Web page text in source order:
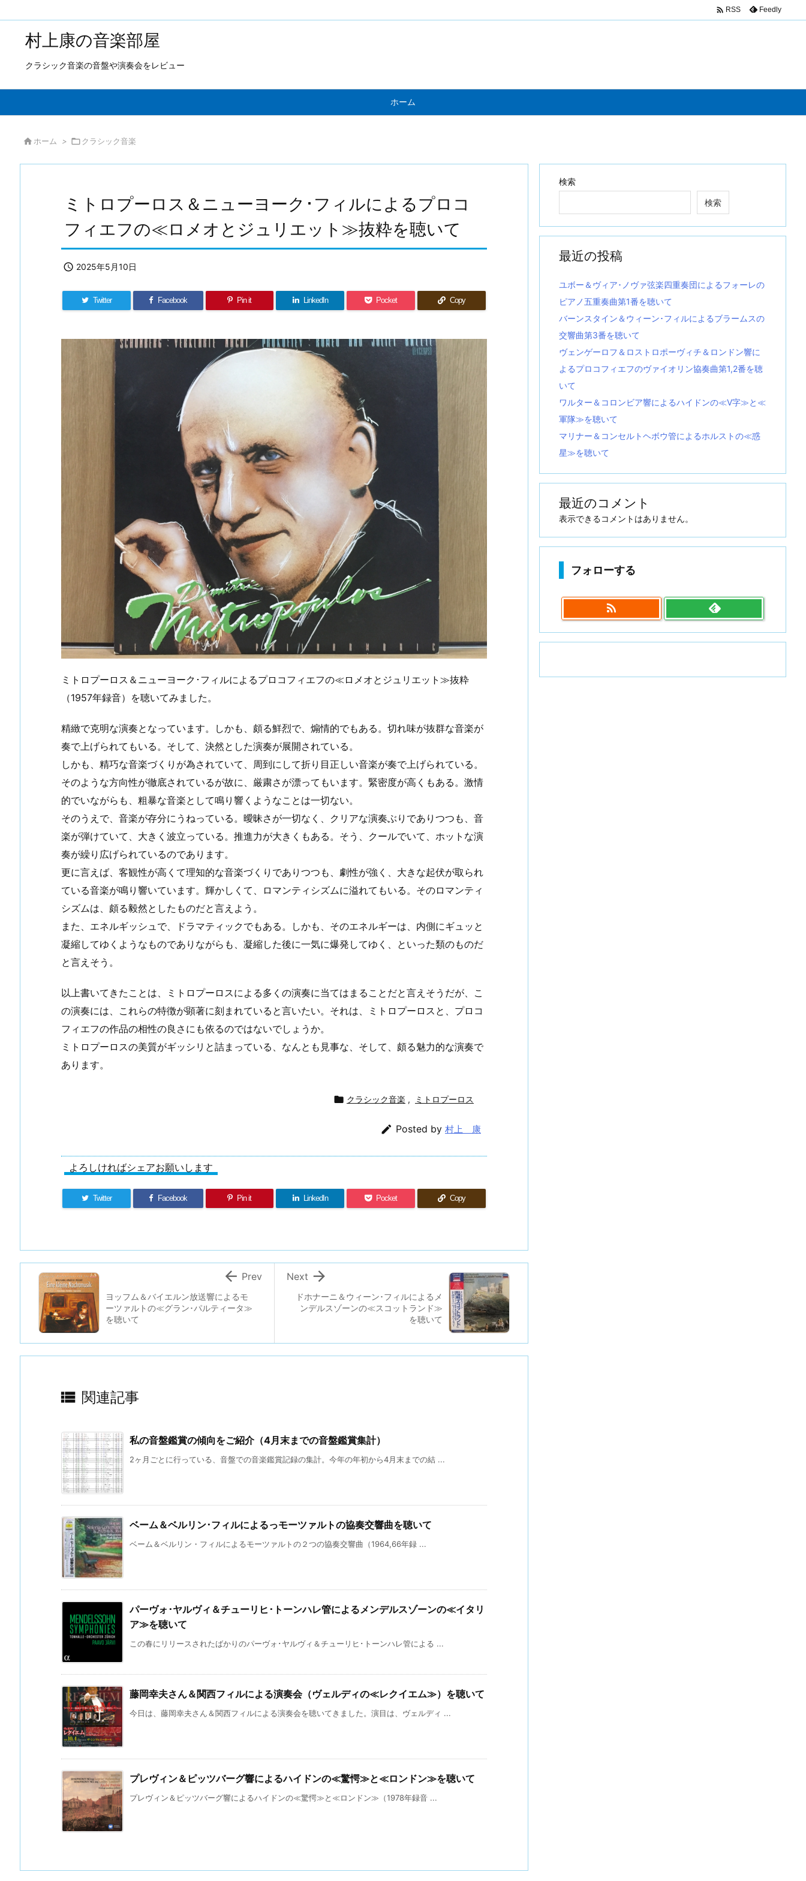
村上康の音楽部屋
クラシック音楽の音盤や演奏会をレビュー
ホーム
 RSS Feedly
 ホーム > クラシック音楽
ミトロプーロス＆ニューヨーク･フィルによるプロコ
フィエフの≪ロメオとジュリエット≫抜粋を聴いて
 2025年5月10日
Twitter Facebook Pin it LinkedIn Pocket Copy
ミトロプーロス＆ニューヨーク･フィルによるプロコフィエフの≪ロメオとジュリエット≫抜粋
（1957年録音）を聴いてみました。
精緻で克明な演奏となっています。しかも、頗る鮮烈で、煽情的でもある。切れ味が抜群な音楽が
奏で上げられてもいる。そして、決然とした演奏が展開されている。
しかも、精巧な音楽づくりが為されていて、周到にして折り目正しい音楽が奏で上げられている。
そのような方向性が徹底されているが故に、厳粛さが漂ってもいます。緊密度が高くもある。激情
的でいながらも、粗暴な音楽として鳴り響くようなことは一切ない。
そのうえで、音楽が存分にうねっている。曖昧さが一切なく、クリアな演奏ぶりでありつつも、音
楽が弾けていて、大きく波立っている。推進力が大きくもある。そう、クールでいて、ホットな演
奏が繰り広げられているのであります。
更に言えば、客観性が高くて理知的な音楽づくりでありつつも、劇性が強く、大きな起伏が取られ
ている音楽が鳴り響いています。輝かしくて、ロマンティシズムに溢れてもいる。そのロマンティ
シズムは、頗る毅然としたものだと言えよう。
また、エネルギッシュで、ドラマティックでもある。しかも、そのエネルギーは、内側にギュッと
凝縮してゆくようなものでありながらも、凝縮した後に一気に爆発してゆく、といった類のものだ
と言えそう。
以上書いてきたことは、ミトロプーロスによる多くの演奏に当てはまることだと言えそうだが、こ
の演奏には、これらの特徴が顕著に刻まれていると言いたい。それは、ミトロプーロスと、プロコ
フィエフの作品の相性の良さにも依るのではないでしょうか。
ミトロプーロスの美質がギッシリと詰まっている、なんとも見事な、そして、頗る魅力的な演奏で
あります。
 クラシック音楽 , ミトロプーロス
 Posted by 村上 康
よろしければシェアお願いします
Twitter Facebook Pin it LinkedIn Pocket Copy
ドホナーニ＆ウィーン･フィルによるメ
ンデルスゾーンの≪スコットランド≫
を聴いて

Next
ヨッフム＆バイエルン放送響によるモ
ーツァルトの≪グラン･パルティータ≫
を聴いて
 Prev
 関連記事
私の音盤鑑賞の傾向をご紹介（4月末までの音盤鑑賞集計）
2ヶ月ごとに行っている、音盤での音楽鑑賞記録の集計。今年の年初から4月末までの結 ...
ベーム＆ベルリン･フィルによるっモーツァルトの協奏交響曲を聴いて
ベーム＆ベルリン・フィルによるモーツァルトの２つの協奏交響曲（1964,66年録 ...
パーヴォ･ヤルヴィ＆チューリヒ･トーンハレ管によるメンデルスゾーンの≪イタリ
ア≫を聴いて
この春にリリースされたばかりのパーヴォ･ヤルヴィ＆チューリヒ･トーンハレ管による ...
藤岡幸夫さん＆関西フィルによる演奏会（ヴェルディの≪レクイエム≫）を聴いて
今日は、藤岡幸夫さん＆関西フィルによる演奏会を聴いてきました。演目は、ヴェルディ ...
プレヴィン＆ピッツバーグ響によるハイドンの≪驚愕≫と≪ロンドン≫を聴いて
プレヴィン＆ピッツバーグ響によるハイドンの≪驚愕≫と≪ロンドン≫（1978年録音 ...
検索
検索
最近の投稿
ユボー＆ヴィア･ノヴァ弦楽四重奏団によるフォーレの
ピアノ五重奏曲第1番を聴いて
バーンスタイン＆ウィーン･フィルによるブラームスの
交響曲第3番を聴いて
ヴェンゲーロフ＆ロストロポーヴィチ＆ロンドン響に
よるプロコフィエフのヴァイオリン協奏曲第1,2番を聴
いて
ワルター＆コロンビア響によるハイドンの≪V字≫と≪
軍隊≫を聴いて
マリナー＆コンセルトヘボウ管によるホルストの≪惑
星≫を聴いて
最近のコメント
表示できるコメントはありません。
フォローする
